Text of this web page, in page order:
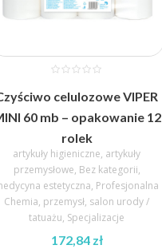
celulozowe VIPER
60 mb – opakowanie 12
rolek
artykuły higieniczne, artykuły
przemysłowe, Bez kategorii,
estetyczna, Profesjonalna
Chemia, przemysł, salon urody /
tatuażu, Specjalizacje
172,84 zł